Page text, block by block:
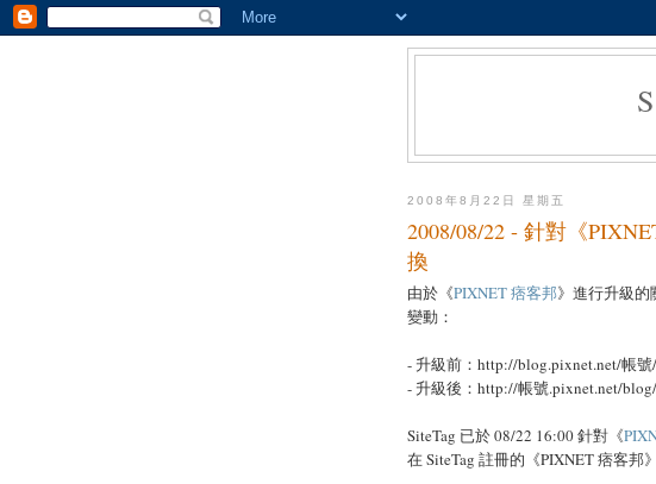
2008年8月22日 星期五
2008/08/22 - 針對《
換
由於《PIXNET 痞客邦》進行升級的
變動：
- 升級前：http://blog.pixnet.net/帳號/
- 升級後：http://帳號.pixnet.net/blog/
SiteTag 已於 08/22 16:00 針對《
在 SiteTag 註冊的《PIXNET 痞客邦